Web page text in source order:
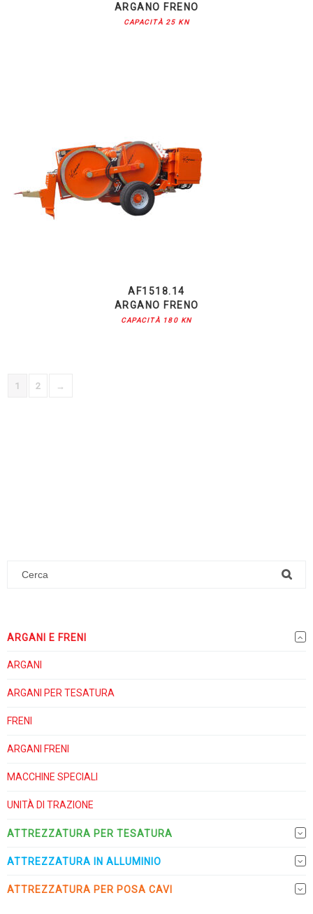
ARGANO FRENO
CAPACITÀ 25 KN
AF1518.14
ARGANO FRENO
CAPACITÀ 180 KN
1 2 →
ARGANI E FRENI
ARGANI
ARGANI PER TESATURA
FRENI
ARGANI FRENI
MACCHINE SPECIALI
UNITÀ DI TRAZIONE
ATTREZZATURA PER TESATURA
ATTREZZATURA IN ALLUMINIO
ATTREZZATURA PER POSA CAVI